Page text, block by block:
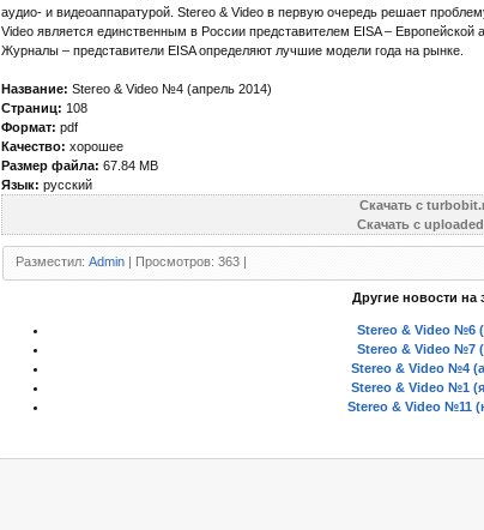
аудио- и видеоаппаратурой. Stereo & Video в первую очередь решает
Video является единственным в России представителем EISA – Европейской
Журналы – представители EISA определяют лучшие модели года на рынке.
Название: Stereo & Video №4 (апрель 2014)
Страниц: 108
Формат: pdf
Качество: хорошее
Размер файла: 67.84 MB
Язык: русский
Скачать с
Скачать с
Разместил: Admin | Просмотров: 363 |
Другие новости на
Stereo & Video №6
Stereo & Video №7
Stereo & Video №4
Stereo & Video №1
Stereo & Video №11